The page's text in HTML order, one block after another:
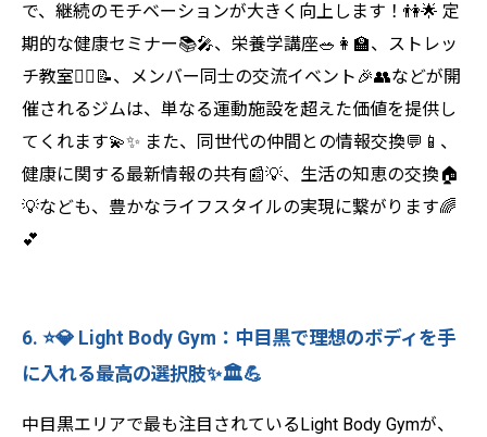
で、継続のモチベーションが大きく向上します！👫🌟 定
期的な健康セミナー📚🎤、栄養学講座🥗👩‍🏫、ストレッ
チ教室🤸‍♀️📝、メンバー同士の交流イベント🎉👥などが開
催されるジムは、単なる運動施設を超えた価値を提供し
てくれます💫✨ また、同世代の仲間との情報交換💬📱、
健康に関する最新情報の共有📰💡、生活の知恵の交換🏠
💡なども、豊かなライフスタイルの実現に繋がります🌈
💕
6. ⭐💎 Light Body Gym：中目黒で理想のボディを手
に入れる最高の選択肢✨🏛️💪
中目黒エリアで最も注目されているLight Body Gymが、